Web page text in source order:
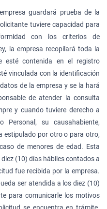
guardará prueba de la
tuviere capacidad para
con los criterios de
la empresa recopilará toda la
esté contenida en el registro
vinculada con la identificación
de la empresa y se la hará
de atender la consulta
y cuando tuviere derecho a
su causahabiente,
estipulado por otro o para otro,
de menores de edad. Esta
(10) días hábiles contados a
fue recibida por la empresa.
ser atendida a los diez (10)
para comunicarle los motivos
se encuentra en trámite.